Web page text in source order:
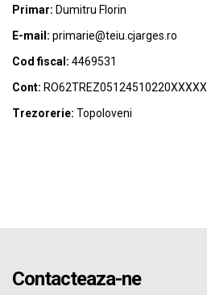
Primar: Dumitru Florin
E-mail: primarie@teiu.cjarges.ro
Cod fiscal: 4469531
Cont: RO62TREZ05124510220XXXXX
Trezorerie: Topoloveni
Contacteaza-ne